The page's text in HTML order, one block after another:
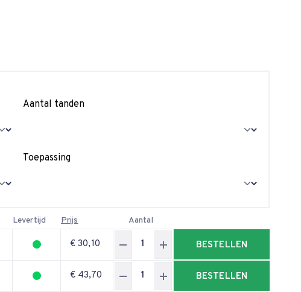
Aantal tanden
Toepassing
Levertijd Prijs Aantal
€ 30,10 BESTELLEN
€ 43,70 BESTELLEN